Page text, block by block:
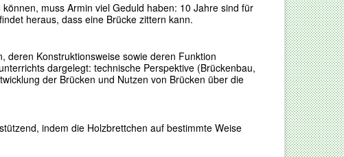
muss Armin viel Geduld haben: 10 Jahre sind für
heraus, dass eine Brücke zittern kann.
deren Konstruktionsweise sowie deren Funktion
dargelegt: technische Perspektive (Brückenbau,
der Brücken und Nutzen von Brücken über die
indem die Holzbrettchen auf bestimmte Weise